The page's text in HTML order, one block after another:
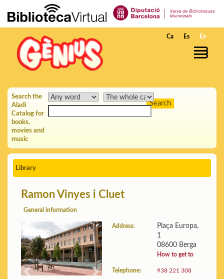
Skip to Main Content
Ca Es En
Search the
Aladi
Catalog for
books,
movies and
music
Library
Ramon Vinyes i Cluet
General information
Previous Next
Building:
Floor plans and
photos
Statistics:
View data
Address:
Plaça Europa,
1
08600 Berga
How to get to
Telephone: 938 221 308